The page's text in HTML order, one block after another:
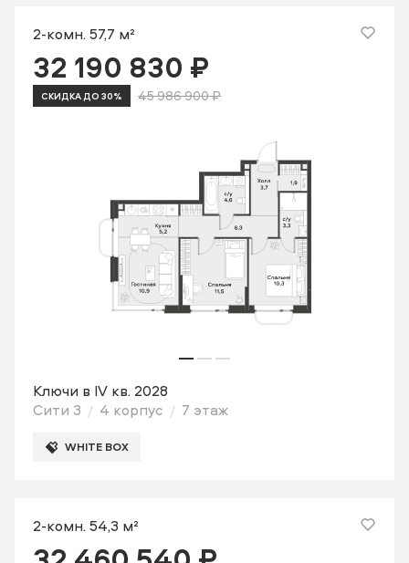
2-комн. 57,7 м²
32 190 830 ₽
СКИДКА ДО 30% 45 986 900 ₽
Ключи в IV кв. 2028
Сити 3
4 корпус 7 этаж
WHITE BOX
2-комн. 54,3 м²